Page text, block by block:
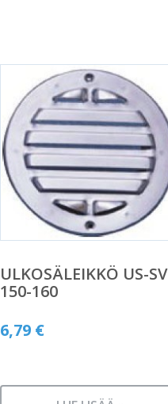
ULKOSÄLEIKKÖ US-SV
150-160
6,79 €